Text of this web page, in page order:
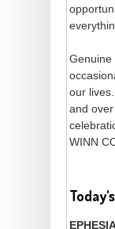
Genuine
our
and
WINN